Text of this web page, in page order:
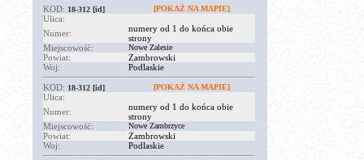
KOD: 18-312 [id] [POKAŻ NA MAPIE]
Ulica:
Numer:
numery od 1 do końca obie
strony
Miejscowość:
Nowe Zalesie
Powiat:
Zambrowski
Woj:
Podlaskie
KOD: 18-312 [id] [POKAŻ NA MAPIE]
Ulica:
Numer:
numery od 1 do końca obie
strony
Miejscowość:
Nowe Zambrzyce
Powiat:
Zambrowski
Woj:
Podlaskie